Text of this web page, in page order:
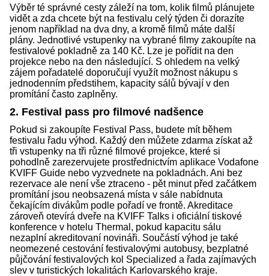
Výběr té správné cesty záleží na tom, kolik filmů plánujete
vidět a zda chcete být na festivalu celý týden či dorazíte
jenom například na dva dny, a kromě filmů máte další
plány. Jednotlivé vstupenky na vybrané filmy zakoupíte na
festivalové pokladně za 140 Kč. Lze je pořídit na den
projekce nebo na den následující. S ohledem na velký
zájem pořadatelé doporučují využít možnost nákupu s
jednodenním předstihem, kapacity sálů bývají v den
promítání často zaplněny.
2. Festival pass pro filmové nadšence
Pokud si zakoupíte Festival Pass, budete mít během
festivalu řadu výhod. Každý den můžete zdarma získat až
tři vstupenky na tři různé filmové projekce, které si
pohodlně zarezervujete prostřednictvím aplikace Vodafone
KVIFF Guide nebo vyzvednete na pokladnách. Ani bez
rezervace ale není vše ztraceno - pět minut před začátkem
promítání jsou neobsazená místa v sále nabídnuta
čekajícím divákům podle pořadí ve frontě. Akreditace
zároveň otevírá dveře na KVIFF Talks i oficiální tiskové
konference v hotelu Thermal, pokud kapacitu sálu
nezaplní akreditovaní novináři. Součástí výhod je také
neomezené cestování festivalovými autobusy, bezplatné
půjčování festivalových kol Specialized a řada zajímavých
slev v turistických lokalitách Karlovarského kraje.